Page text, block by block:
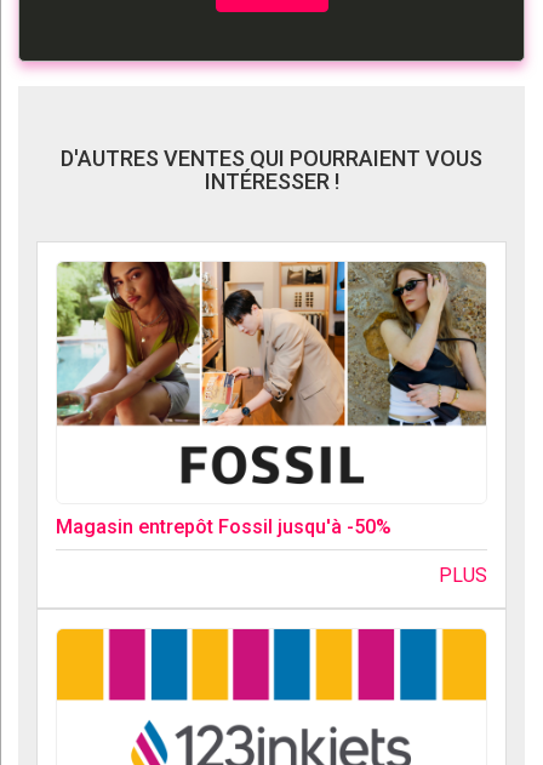
D'AUTRES VENTES QUI POURRAIENT VOUS
INTÉRESSER !
Magasin entrepôt Fossil jusqu'à -50%
PLUS